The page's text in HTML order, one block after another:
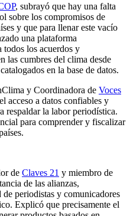
, subrayó que hay una falta
sobre los compromisos de
y que para llenar este vacío
una plataforma
todos los acuerdos y
las cumbres del clima desde
en la base de datos.
y Coordinadora de Voces
acceso a datos confiables y
respaldar la labor periodística.
para comprender y fiscalizar
de Claves 21 y miembro de
de las alianzas,
periodistas y comunicadores
Explicó que precisamente el